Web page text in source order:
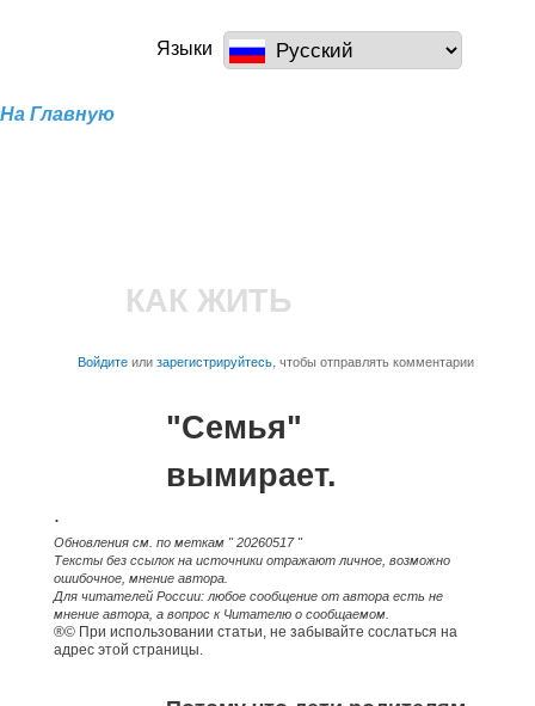
основному
содержанию
a100z.comЯзыки
На Главную
КАК ЖИТЬ
Войдитеилизарегистрируйтесь, чтобы отправлять комментарии
"Семья"
вымирает.
.
Обновления см. по меткам " 20260517 "
Тексты без ссылок на источники отражают личное, возможно
ошибочное, мнение автора.
Для читателей России: любое сообщение от автора есть не
мнение автора, а вопрос к Читателю о сообщаемом.
®© При использовании статьи, не забывайте сослаться на
адрес этой страницы.